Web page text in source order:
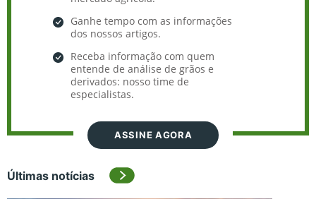
Ganhe tempo com as informações
dos nossos artigos.
Receba informação com quem
entende de análise de grãos e
derivados: nosso time de
especialistas.
ASSINE AGORA
Últimas notícias